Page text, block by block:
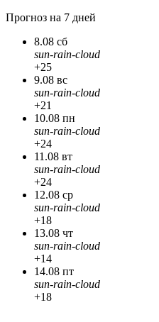
Прогноз на 7 дней
8.08 сб
sun-rain-cloud
+25
9.08 вс
sun-rain-cloud
+21
10.08 пн
sun-rain-cloud
+24
11.08 вт
sun-rain-cloud
+24
12.08 ср
sun-rain-cloud
+18
13.08 чт
sun-rain-cloud
+14
14.08 пт
sun-rain-cloud
+18